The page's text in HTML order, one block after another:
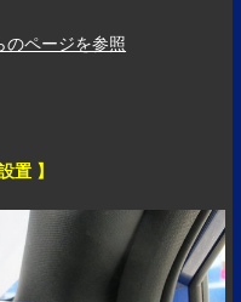
のページを参照
置 】